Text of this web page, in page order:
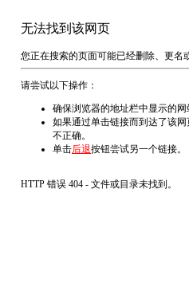
无法找到该网页
您正在搜索的页面可能已经删除、更名
请尝试以下操作：
确保浏览器的地址栏中显示的网
如果通过单击链接而到达了该
不正确。
单击后退按钮尝试另一个链接。
HTTP 错误 404 - 文件或目录未找到。